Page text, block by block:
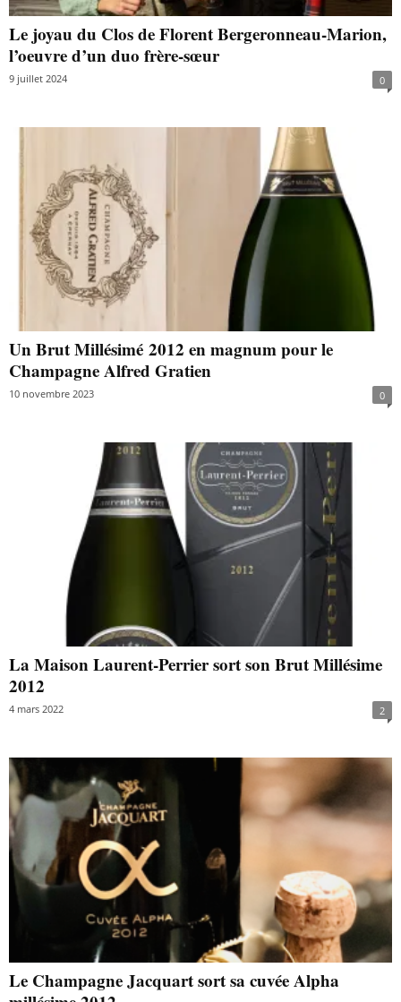
Le joyau du Clos de Florent Bergeronneau-Marion,
l’oeuvre d’un duo frère-sœur
9 juillet 2024 0
Un Brut Millésimé 2012 en magnum pour le
Champagne Alfred Gratien
10 novembre 2023 0
La Maison Laurent-Perrier sort son Brut Millésime
2012
4 mars 2022 2
Le Champagne Jacquart sort sa cuvée Alpha